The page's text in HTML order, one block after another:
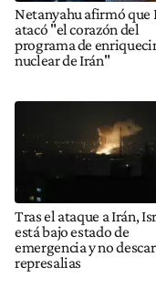
Netanyahu afirmó que
atacó "el corazón del
programa de
nuclear de Irán"
Tras el ataque a Irán,
está bajo estado de
emergencia y no
represalias